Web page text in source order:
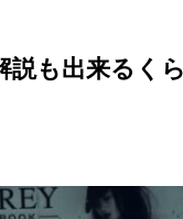
説も出来るく